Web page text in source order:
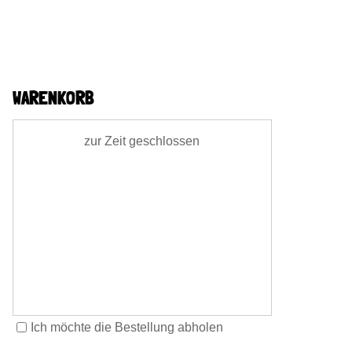
WARENKORB
zur Zeit geschlossen
Ich möchte die Bestellung abholen